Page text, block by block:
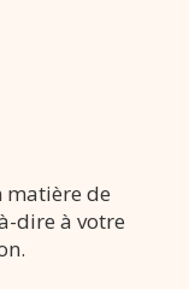
matière de
dire à votre